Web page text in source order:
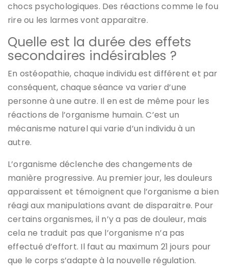
chocs psychologiques. Des réactions comme le fou
rire ou les larmes vont apparaitre.
Quelle est la durée des effets
secondaires indésirables ?
En ostéopathie, chaque individu est différent et par
conséquent, chaque séance va varier d’une
personne à une autre. Il en est de même pour les
réactions de l’organisme humain. C’est un
mécanisme naturel qui varie d’un individu à un
autre.
L’organisme déclenche des changements de
manière progressive. Au premier jour, les douleurs
apparaissent et témoignent que l’organisme a bien
réagi aux manipulations avant de disparaitre. Pour
certains organismes, il n’y a pas de douleur, mais
cela ne traduit pas que l’organisme n’a pas
effectué d’effort. Il faut au maximum 21 jours pour
que le corps s’adapte à la nouvelle régulation.